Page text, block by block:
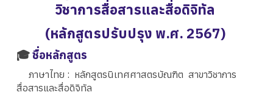
วิชาการสื่อสารและสื่อดิจิทัล
(หลักสูตรปรับปรุง พ.ศ. 2567)
🎓ชื่อหลักสูตร
ภาษาไทย : หลักสูตรนิเทศศาสตรบัณฑิต สาขาวิชาการ
สื่อสารและสื่อดิจิทัล